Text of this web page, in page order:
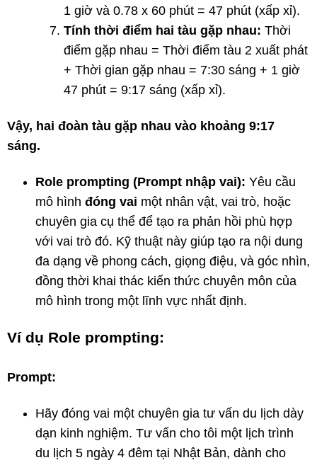
1 giờ và 0.78 x 60 phút = 47 phút (xấp xỉ).
Tính thời điểm hai tàu gặp nhau: Thời
điểm gặp nhau = Thời điểm tàu 2 xuất phát
+ Thời gian gặp nhau = 7:30 sáng + 1 giờ
47 phút = 9:17 sáng (xấp xỉ).
Vậy, hai đoàn tàu gặp nhau vào khoảng 9:17
sáng.
Role prompting (Prompt nhập vai): Yêu cầu
mô hình đóng vai một nhân vật, vai trò, hoặc
chuyên gia cụ thể để tạo ra phản hồi phù hợp
với vai trò đó. Kỹ thuật này giúp tạo ra nội dung
đa dạng về phong cách, giọng điệu, và góc nhìn,
đồng thời khai thác kiến thức chuyên môn của
mô hình trong một lĩnh vực nhất định.
Ví dụ Role prompting:
Prompt:
Hãy đóng vai một chuyên gia tư vấn du lịch dày
dạn kinh nghiệm. Tư vấn cho tôi một lịch trình
du lịch 5 ngày 4 đêm tại Nhật Bản, dành cho